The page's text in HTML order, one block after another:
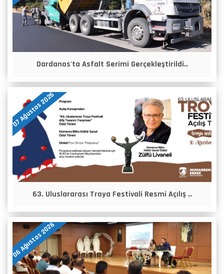
Dardanos'ta Asfalt Serimi Gerçekleştirildi..
07 Ağustos 2026
63. Uluslararası Troya Festivali Resmi Açılış ..
06 Ağustos 2026